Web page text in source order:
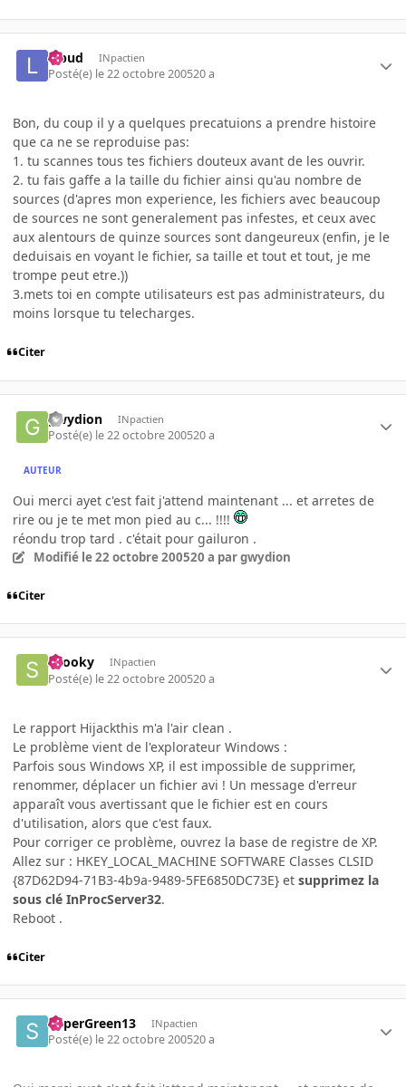
lebud INpactien
Posté(e) le 22 octobre 200520 a
Bon, du coup il y a quelques precatuions a prendre histoire
que ca ne se reproduise pas:
1. tu scannes tous tes fichiers douteux avant de les ouvrir.
2. tu fais gaffe a la taille du fichier ainsi qu'au nombre de
sources (d'apres mon experience, les fichiers avec beaucoup
de sources ne sont generalement pas infestes, et ceux avec
aux alentours de quinze sources sont dangeureux (enfin, je le
deduisais en voyant le fichier, sa taille et tout et tout, je me
trompe peut etre.))
3.mets toi en compte utilisateurs est pas administrateurs, du
moins lorsque tu telecharges.
Citer
gwydion INpactien
Posté(e) le 22 octobre 200520 a
AUTEUR
Oui merci ayet c'est fait j'attend maintenant ... et arretes de
rire ou je te met mon pied au c... !!!!
réondu trop tard . c'était pour gailuron .
Modifié le 22 octobre 200520 a par gwydion
Citer
snooky INpactien
Posté(e) le 22 octobre 200520 a
Le rapport Hijackthis m'a l'air clean .
Le problème vient de l'explorateur Windows :
Parfois sous Windows XP, il est impossible de supprimer,
renommer, déplacer un fichier avi ! Un message d'erreur
apparaît vous avertissant que le fichier est en cours
d'utilisation, alors que c'est faux.
Pour corriger ce problème, ouvrez la base de registre de XP.
Allez sur : HKEY_LOCAL_MACHINE SOFTWARE Classes CLSID
{87D62D94-71B3-4b9a-9489-5FE6850DC73E} et supprimez la
sous clé InProcServer32.
Reboot .
Citer
SuperGreen13 INpactien
Posté(e) le 22 octobre 200520 a